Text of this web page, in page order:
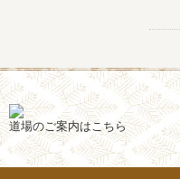
道場のご案内はこちら